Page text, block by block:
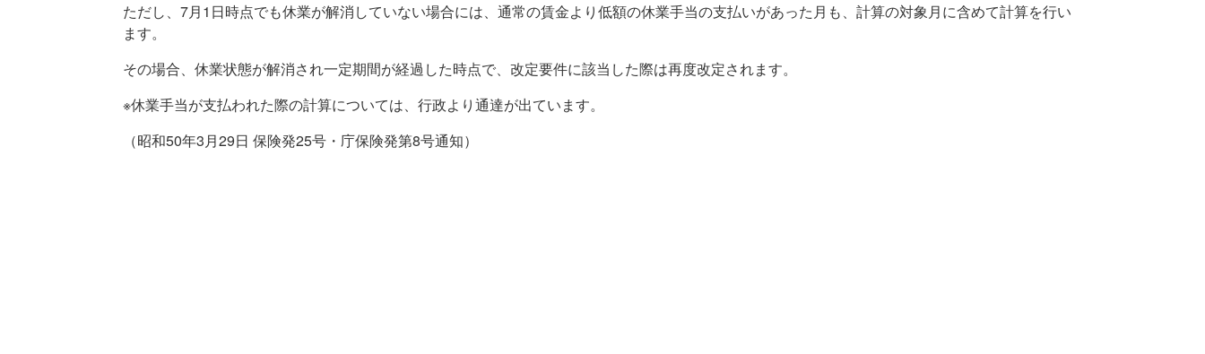
ただし、7月1日時点でも休業が解消していない場合には、通常の賃金より低額の休業手当の支払いがあった月も、計算の対象月に含めて計算を行い
ます。
その場合、休業状態が解消され一定期間が経過した時点で、改定要件に該当した際は再度改定されます。
※休業手当が支払われた際の計算については、行政より通達が出ています。
（昭和50年3月29日 保険発25号・庁保険発第8号通知）